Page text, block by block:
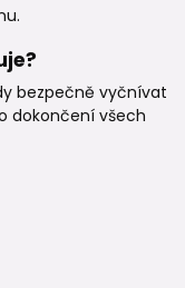
bezpečně vyčnívat
dokončení všech